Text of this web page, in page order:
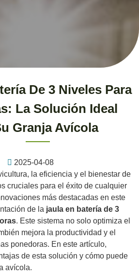
De 3 Niveles Para
La Solución Ideal
Granja Avícola
2025-04-08
la eficiencia y el bienestar de
cruciales para el éxito de cualquier
más destacadas en este
de la jaula en batería de 3
. Este sistema no solo optimiza el
mejora la productividad y el
ponedoras. En este artículo,
de esta solución y cómo puede
avícola.